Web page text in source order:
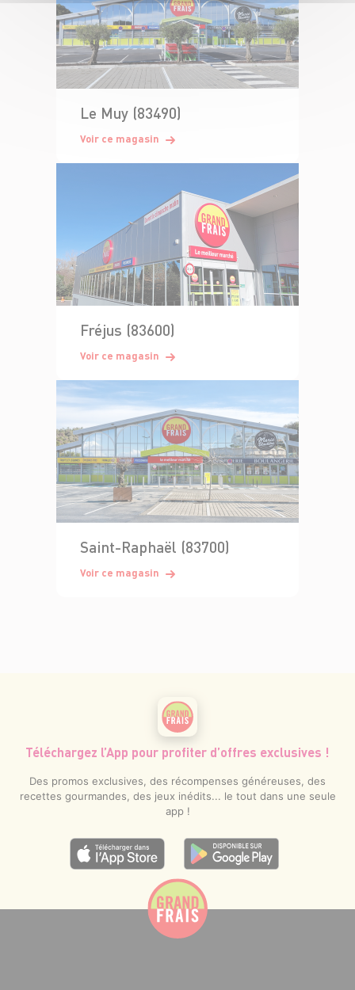
Le Muy (83490)
Voir ce magasin
Fréjus (83600)
Voir ce magasin
Saint-Raphaël (83700)
Voir ce magasin
Téléchargez l’App pour profiter d’offres exclusives !
Des promos exclusives, des récompenses généreuses, des
recettes gourmandes, des jeux inédits... le tout dans une seule
app !